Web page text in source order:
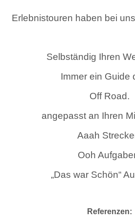
Erlebnistouren haben bei
Selbständig Ihren
Immer ein Guide
Off Road.
angepasst an Ihren
Aaah
Ooh
„Das war Schön“
Referenzen: